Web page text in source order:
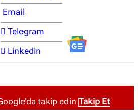
Email
Telegram
Linkedin
takip edin Takip Et